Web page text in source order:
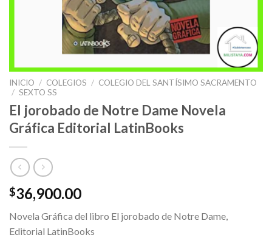
INICIO / COLEGIOS / COLEGIO DEL SANTÍSIMO SACRAMENTO
/ SEXTO SS
El jorobado de Notre Dame Novela
Gráfica Editorial LatinBooks
$36,900.00
Novela Gráfica del libro El jorobado de Notre Dame,
Editorial LatinBooks